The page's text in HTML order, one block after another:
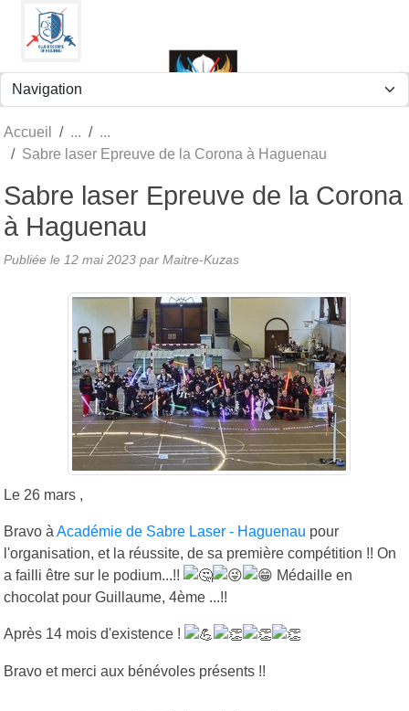
Accueil
Sabre laser Epreuve de la Corona à Haguenau
Sabre laser Epreuve de la Corona
à Haguenau
Publiée le 12 mai 2023 par Maitre-Kuzas
Le 26 mars ,
Bravo à Académie de Sabre Laser - Haguenau pour
l'organisation, et la réussite, de sa première compétition !! On
a failli être sur le podium...!!
Médaille en
chocolat pour Guillaume, 4ème ...!!
Après 14 mois d'existence !
Bravo et merci aux bénévoles présents !!
Panneau de gestion des cookies